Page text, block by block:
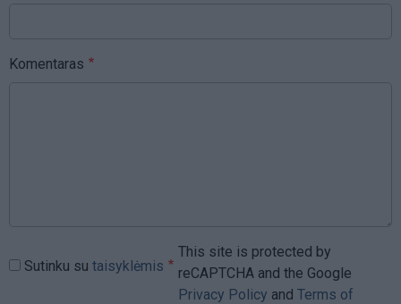
Komentaras
Sutinku su taisyklėmis
This site is protected by
reCAPTCHA and the Google
Privacy Policy and Terms of